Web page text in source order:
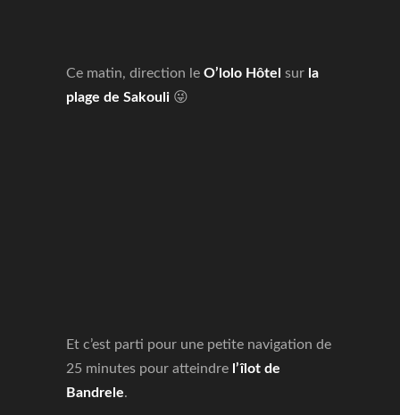
Ce matin, direction le O’lolo Hôtel sur la
plage de Sakouli 😜
Et c’est parti pour une petite navigation de
25 minutes pour atteindre l’îlot de
Bandrele.